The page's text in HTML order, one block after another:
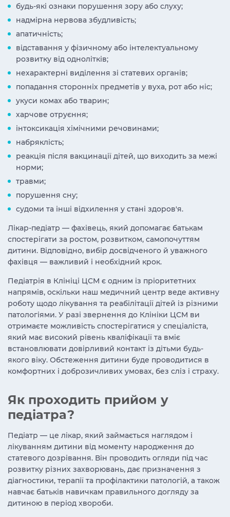
будь-які ознаки порушення зору або слуху;
надмірна нервова збудливість;
апатичність;
відставання у фізичному або інтелектуальному
розвитку від однолітків;
нехарактерні виділення зі статевих органів;
попадання сторонніх предметів у вуха, рот або ніс;
укуси комах або тварин;
харчове отруєння;
інтоксикація хімічними речовинами;
набряклість;
реакція після вакцинації дітей, що виходить за межі
норми;
травми;
порушення сну;
судоми та інші відхилення у стані здоров'я.
Лікар-педіатр — фахівець, який допомагає батькам
спостерігати за ростом, розвитком, самопочуттям
дитини. Відповідно, вибір досвідченого й уважного
фахівця — важливий і необхідний крок.
Педіатрія в Клініці ЦСМ є одним із пріоритетних
напрямів, оскільки наш медичний центр веде активну
роботу щодо лікування та реабілітації дітей із різними
патологіями. У разі звернення до Клініки ЦСМ ви
отримаєте можливість спостерігатися у спеціаліста,
який має високий рівень кваліфікації та вміє
встановлювати довірливий контакт із дітьми будь-
якого віку. Обстеження дитини буде проводитися в
комфортних і доброзичливих умовах, без сліз і страху.
Як проходить прийом у
педіатра?
Педіатр — це лікар, який займається наглядом і
лікуванням дитини від моменту народження до
статевого дозрівання. Він проводить огляди під час
розвитку різних захворювань, дає призначення з
діагностики, терапії та профілактики патологій, а також
навчає батьків навичкам правильного догляду за
дитиною в період хвороби.